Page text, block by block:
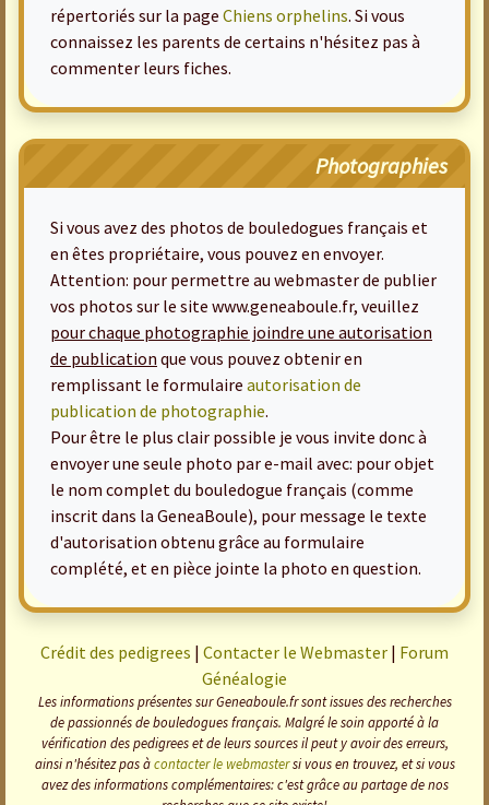
répertoriés sur la page Chiens orphelins. Si vous
connaissez les parents de certains n'hésitez pas à
commenter leurs fiches.
Photographies
Si vous avez des photos de bouledogues français et
en êtes propriétaire, vous pouvez en envoyer.
Attention: pour permettre au webmaster de publier
vos photos sur le site www.geneaboule.fr, veuillez
pour chaque photographie joindre une autorisation
de publication que vous pouvez obtenir en
remplissant le formulaire autorisation de
publication de photographie.
Pour être le plus clair possible je vous invite donc à
envoyer une seule photo par e-mail avec: pour objet
le nom complet du bouledogue français (comme
inscrit dans la GeneaBoule), pour message le texte
d'autorisation obtenu grâce au formulaire
complété, et en pièce jointe la photo en question.
Crédit des pedigrees | Contacter le Webmaster | Forum
Généalogie
Les informations présentes sur Geneaboule.fr sont issues des recherches
de passionnés de bouledogues français. Malgré le soin apporté à la
vérification des pedigrees et de leurs sources il peut y avoir des erreurs,
ainsi n'hésitez pas àcontacter le webmastersi vous en trouvez, et si vous
avez des informations complémentaires: c'est grâce au partage de nos